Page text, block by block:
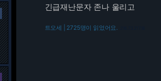
긴급재난문자 존나 울리고
트오세 | 2725명이 읽었어요.